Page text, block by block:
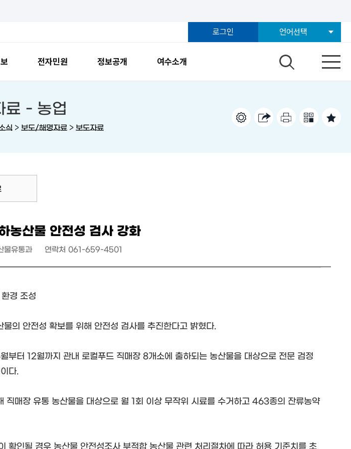
로그인 언어선택
전자민원 정보공개 여수소개
료 - 농업
식 > 보도/해명자료 > 보도자료
농산물 안전성 검사 강화
물유통과 연락처 061-659-4501
경 조성
의 안전성 확보를 위해 안전성 검사를 추진한다고 밝혔다.
부터 12월까지 관내 로컬푸드 직매장 8개소에 출하되는 농산물을 대상으로 전문 검정
다.
직매장 유통 농산물을 대상으로 월 1회 이상 무작위 시료를 수거하고 463종의 잔류농약
확인될 경우 농산물 안전성조사 부적합 농산물 관련 처리절차에 따라 허용 기준치를 초